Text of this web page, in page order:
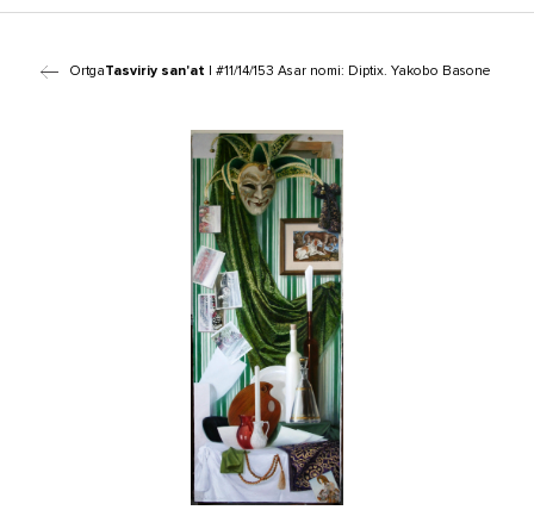
OrtgaTasviriy san'at | #11/14/153 Asar nomi: Diptix. Yakobo Basone